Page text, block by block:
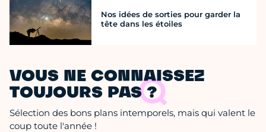
Nos idées de sorties pour garder la
tête dans les étoiles
VOUS NE CONNAISSEZ
TOUJOURS PAS ?
Sélection des bons plans intemporels, mais qui valent le
coup toute l'année !